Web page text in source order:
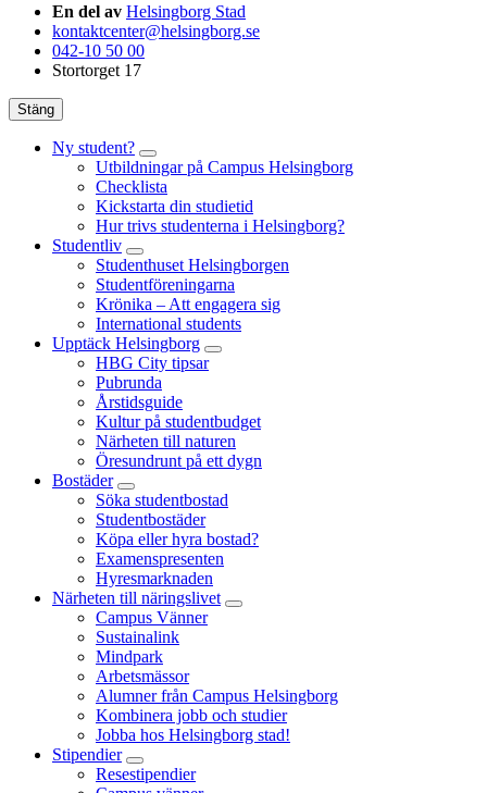
En del av Helsingborg Stad
kontaktcenter@helsingborg.se
042-10 50 00
Stortorget 17
Stäng
Ny student?
Utbildningar på Campus Helsingborg
Checklista
Kickstarta din studietid
Hur trivs studenterna i Helsingborg?
Studentliv
Studenthuset Helsingborgen
Studentföreningarna
Krönika – Att engagera sig
International students
Upptäck Helsingborg
HBG City tipsar
Pubrunda
Årstidsguide
Kultur på studentbudget
Närheten till naturen
Öresundrunt på ett dygn
Bostäder
Söka studentbostad
Studentbostäder
Köpa eller hyra bostad?
Examenspresenten
Hyresmarknaden
Närheten till näringslivet
Campus Vänner
Sustainalink
Mindpark
Arbetsmässor
Alumner från Campus Helsingborg
Kombinera jobb och studier
Jobba hos Helsingborg stad!
Stipendier
Resestipendier